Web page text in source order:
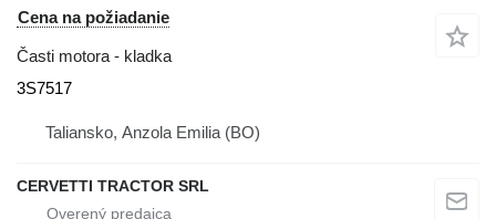
Cena na požiadanie
Časti motora - kladka
3S7517
Taliansko, Anzola Emilia (BO)
CERVETTI TRACTOR SRL